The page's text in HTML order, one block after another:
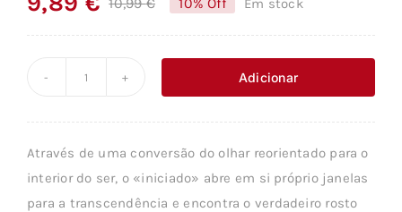
O
original
era:
O
é:
Adicionar
Através de uma conversão do olhar reorientado para o
interior do ser, o «iniciado» abre em si próprio janelas
para a transcendência e encontra o verdadeiro rosto